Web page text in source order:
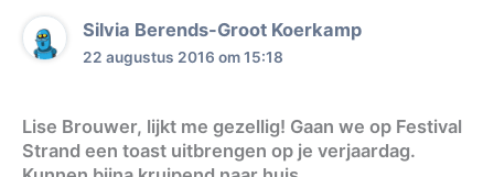
Silvia Berends-Groot Koerkamp
22 augustus 2016 om 15:18
Lise Brouwer, lijkt me gezellig! Gaan we op Festival
Strand een toast uitbrengen op je verjaardag.